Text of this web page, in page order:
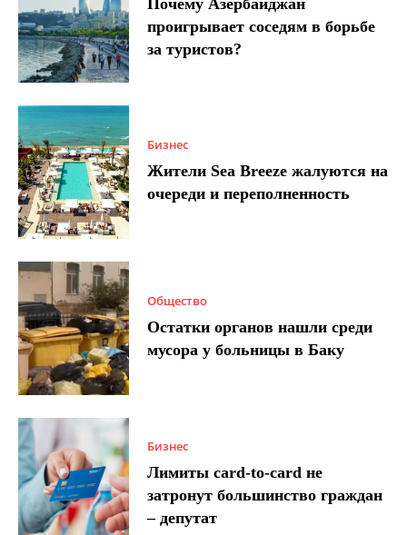
Почему Азербайджан
проигрывает соседям в борьбе
за туристов?
Бизнес
Жители Sea Breeze жалуются на
очереди и переполненность
Общество
Остатки органов нашли среди
мусора у больницы в Баку
Бизнес
Лимиты card-to-card не
затронут большинство граждан
– депутат